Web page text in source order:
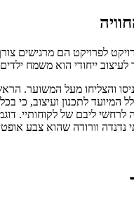
לפרויקט הם מרגישים
והצליחו מעל המשוער.
לתכנון ועיצוב, כי
ליבם של לקוחותיי.
וורודה שהוא צבע